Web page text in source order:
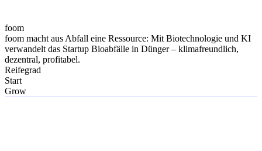
foom
foom macht aus Abfall eine Ressource: Mit Biotechnologie und KI
verwandelt das Startup Bioabfälle in Dünger – klimafreundlich,
dezentral, profitabel.
Reifegrad
Start
Grow